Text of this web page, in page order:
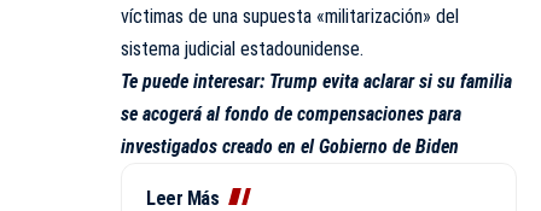
víctimas de una supuesta «militarización» del
sistema judicial estadounidense.
Te puede interesar: Trump evita aclarar si su familia
se acogerá al fondo de compensaciones para
investigados creado en el Gobierno de Biden
Leer Más